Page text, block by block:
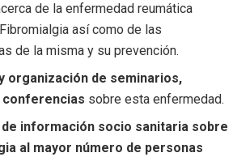
de la enfermedad reumática
así como de las
de la misma y su prevención.
organización de seminarios,
conferencias sobre esta enfermedad.
información socio sanitaria sobre
al mayor número de personas